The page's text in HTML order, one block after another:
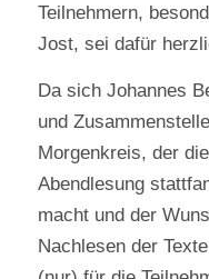
Teilnehmern,
Jost, sei dafür
Da sich Johannes
und
Morgenkreis, der
Abendlesung
macht und der
Nachlesen der